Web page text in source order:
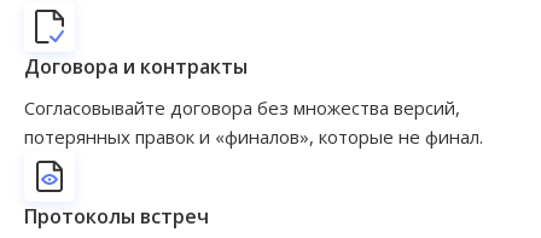
Договора и контракты
Согласовывайте договора без множества версий,
потерянных правок и «финалов», которые не финал.
Протоколы встреч